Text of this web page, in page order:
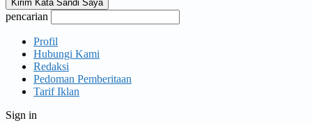
pencarian
Profil
Hubungi Kami
Redaksi
Pedoman Pemberitaan
Tarif Iklan
Sign in